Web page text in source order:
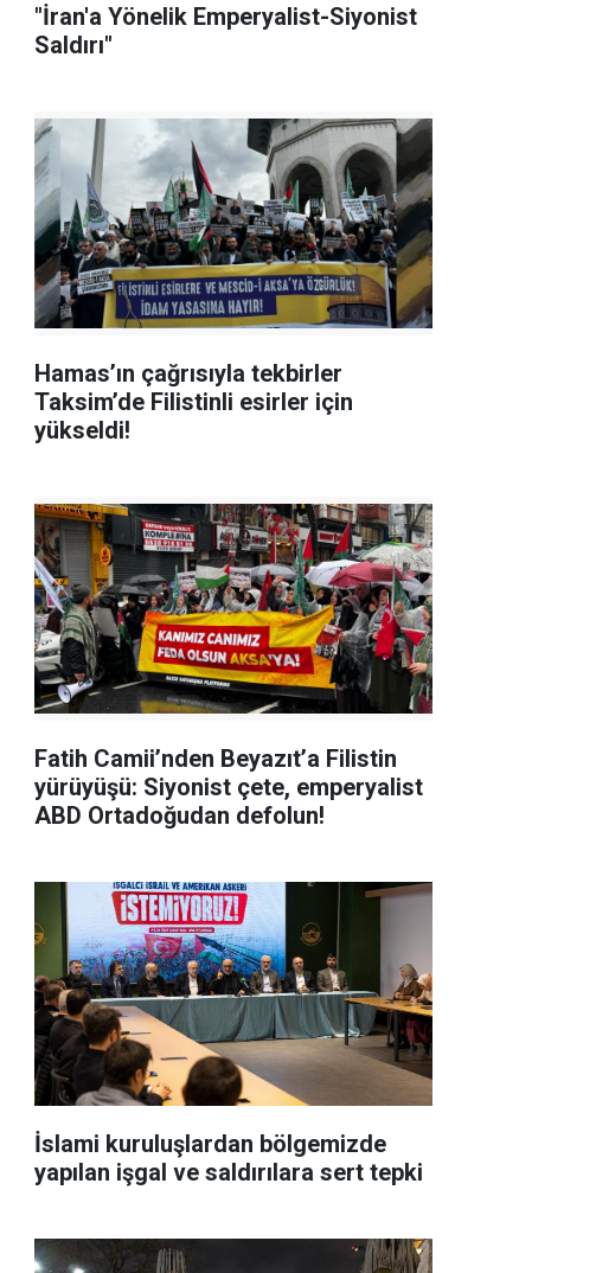
"İran'a Yönelik Emperyalist-Siyonist
Saldırı"
Hamas’ın çağrısıyla tekbirler
Taksim’de Filistinli esirler için
yükseldi!
Fatih Camii’nden Beyazıt’a Filistin
yürüyüşü: Siyonist çete, emperyalist
ABD Ortadoğudan defolun!
İslami kuruluşlardan bölgemizde
yapılan işgal ve saldırılara sert tepki